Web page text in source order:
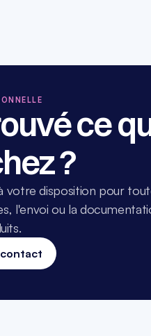
ce
?
votre disposition pour
l'envoi ou la